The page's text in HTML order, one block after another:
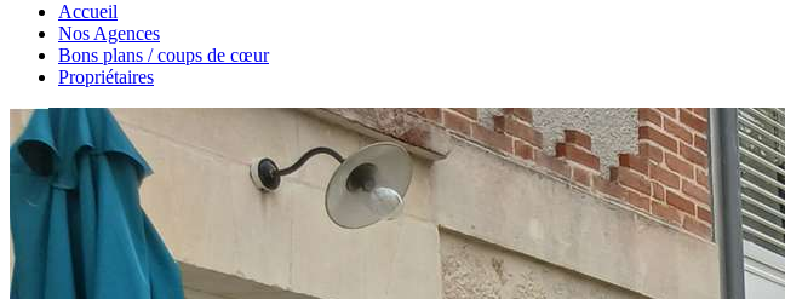
Accueil
Nos Agences
Bons plans / coups de cœur
Propriétaires